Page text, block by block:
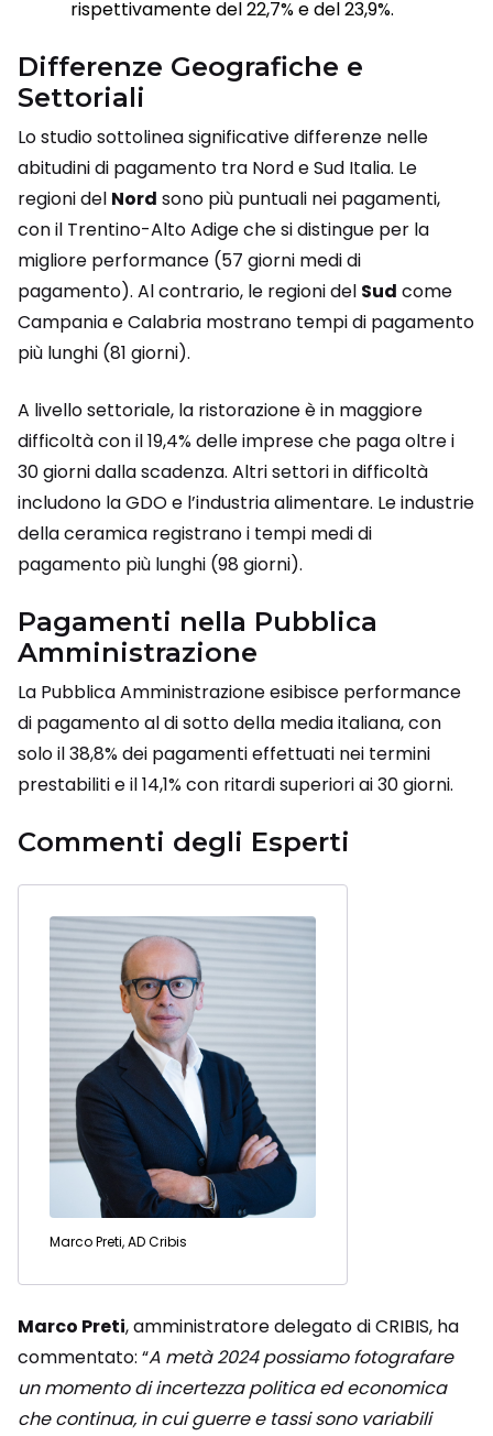
rispettivamente del 22,7% e del 23,9%.
Differenze Geografiche e
Settoriali
Lo studio sottolinea significative differenze nelle
abitudini di pagamento tra Nord e Sud Italia. Le
regioni del Nord sono più puntuali nei pagamenti,
con il Trentino-Alto Adige che si distingue per la
migliore performance (57 giorni medi di
pagamento). Al contrario, le regioni del Sud come
Campania e Calabria mostrano tempi di pagamento
più lunghi (81 giorni).
A livello settoriale, la ristorazione è in maggiore
difficoltà con il 19,4% delle imprese che paga oltre i
30 giorni dalla scadenza. Altri settori in difficoltà
includono la GDO e l’industria alimentare. Le industrie
della ceramica registrano i tempi medi di
pagamento più lunghi (98 giorni).
Pagamenti nella Pubblica
Amministrazione
La Pubblica Amministrazione esibisce performance
di pagamento al di sotto della media italiana, con
solo il 38,8% dei pagamenti effettuati nei termini
prestabiliti e il 14,1% con ritardi superiori ai 30 giorni.
Commenti degli Esperti
Marco Preti, AD Cribis
Marco Preti, amministratore delegato di CRIBIS, ha
commentato: “A metà 2024 possiamo fotografare
un momento di incertezza politica ed economica
che continua, in cui guerre e tassi sono variabili